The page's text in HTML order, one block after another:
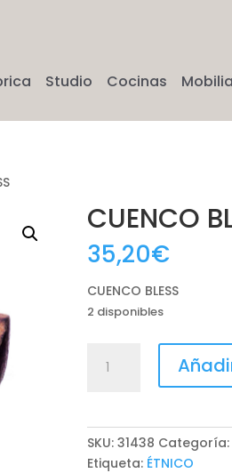
Studio Cocinas
CUENCO
35,20€
CUENCO BLESS
2 disponibles
BLESS
SKU:31438
Etiqueta: ÉTNICO